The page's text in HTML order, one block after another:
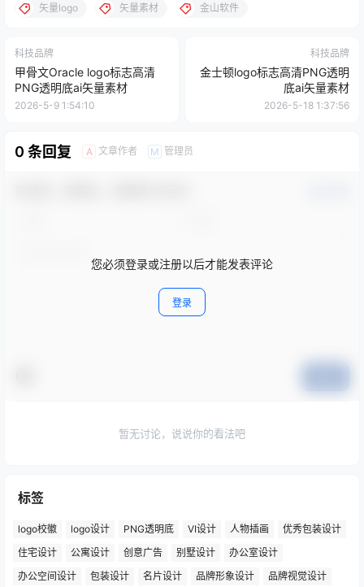
矢量logo 矢量素材 金山软件
科技品牌
甲骨文Oracle logo标志高清
PNG透明底ai矢量素材
2026-5-9 1:54:10
科技品牌
金士顿logo标志高清PNG透明
底ai矢量素材
2026-5-18 1:37:56
0 条回复 A 文章作者 M 管理员
您必须登录或注册以后才能发表评论
登录
暂无讨论，说说你的看法吧
标签
logo校徽 logo设计 PNG透明底 VI设计 人物插画
优秀包装设计
住宅设计
公寓设计 创意广告 别墅设计
办公室设计
办公空间设计
包装设计 名片设计 品牌形象设计 品牌视觉设计